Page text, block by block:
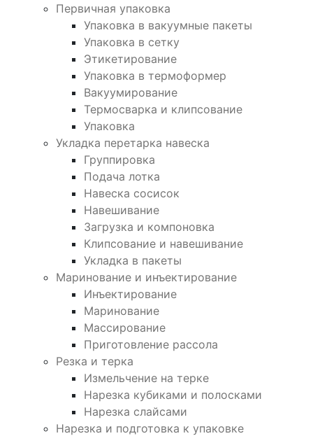
Первичная упаковка
Упаковка в вакуумные пакеты
Упаковка в сетку
Этикетирование
Упаковка в термоформер
Вакуумирование
Термосварка и клипсование
Упаковка
Укладка перетарка навеска
Группировка
Подача лотка
Навеска сосисок
Навешивание
Загрузка и компоновка
Клипсование и навешивание
Укладка в пакеты
Маринование и инъектирование
Инъектирование
Маринование
Массирование
Приготовление рассола
Резка и терка
Измельчение на терке
Нарезка кубиками и полосками
Нарезка слайсами
Нарезка и подготовка к упаковке